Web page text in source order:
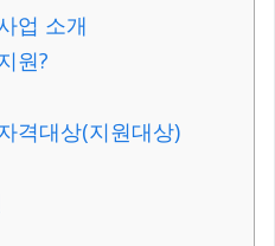
업 소개
원?
격대상(지원대상)